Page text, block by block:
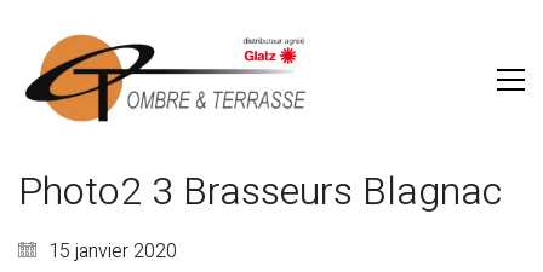
Photo2 3 Brasseurs Blagnac
15 janvier 2020